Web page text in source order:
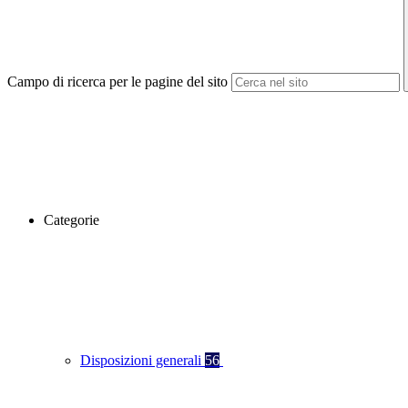
Campo di ricerca per le pagine del sito
Categorie
Disposizioni generali 56